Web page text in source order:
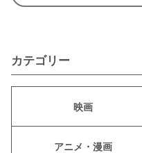
カテゴリー
映画
アニメ・漫画